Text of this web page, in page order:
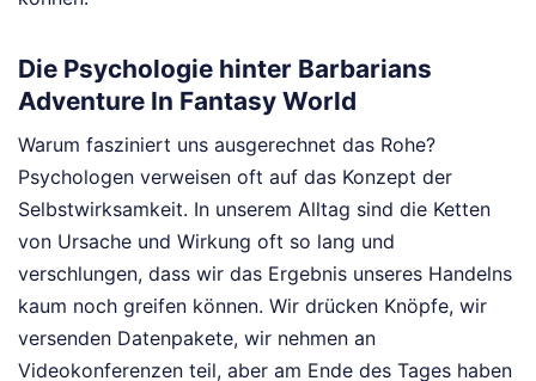
Die Psychologie hinter Barbarians
Adventure In Fantasy World
Warum fasziniert uns ausgerechnet das Rohe?
Psychologen verweisen oft auf das Konzept der
Selbstwirksamkeit. In unserem Alltag sind die Ketten
von Ursache und Wirkung oft so lang und
verschlungen, dass wir das Ergebnis unseres Handelns
kaum noch greifen können. Wir drücken Knöpfe, wir
versenden Datenpakete, wir nehmen an
Videokonferenzen teil, aber am Ende des Tages haben